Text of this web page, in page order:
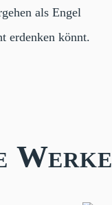
als Engel
erdenken könnt.
Werke